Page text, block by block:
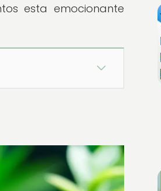
esta emocionante